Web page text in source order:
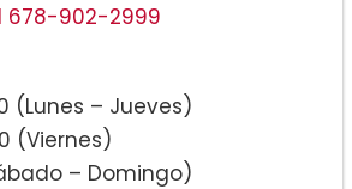
678-902-2999
(Lunes – Jueves)
(Viernes)
– Domingo)